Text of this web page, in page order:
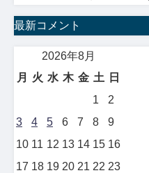
最新コメント
2026年8月
月
火 水 木 金 土
日
1
2
3
4 5 6 7 8
9
10 11 12 13 14 15 16
17 18 19 20 21 22 23